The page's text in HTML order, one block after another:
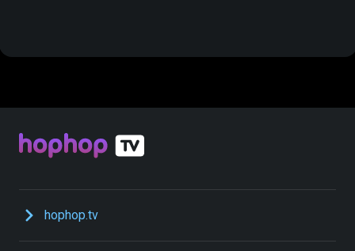
hophop.tv